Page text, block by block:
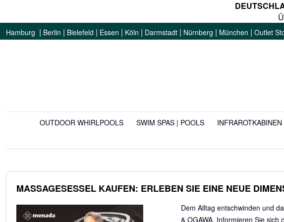
Hamburg | Berlin | Bielefeld | Essen | Köln | Darmstadt | Nürnberg | München | Outlet
OUTDOOR WHIRLPOOLS SWIM SPAS | POOLS INFRAROTKABINEN
MASSAGESESSEL KAUFEN: ERLEBEN SIE EINE NEUE
Dem Alltag entschwinden und
& OGAWA. Informieren Sie